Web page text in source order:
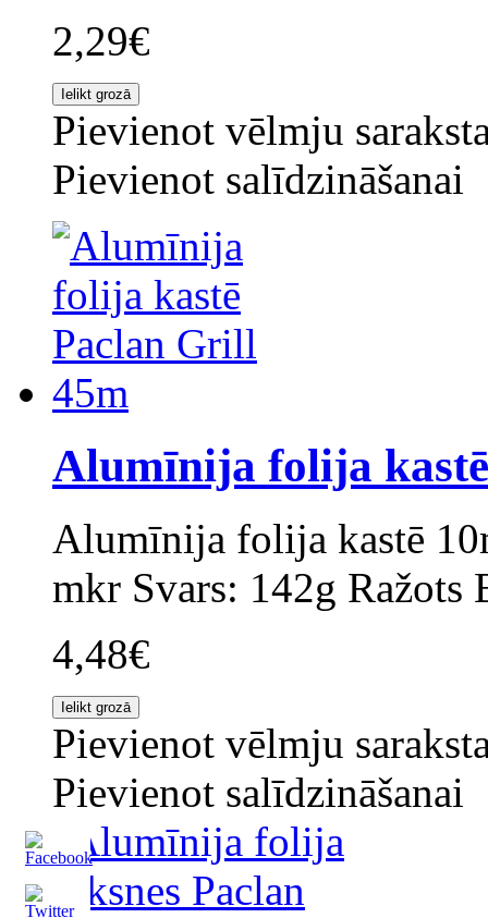
2,29€
Pievienot vēlmju
Pievienot salīdzināšanai
Alumīnija folija
Alumīnija folija kastē
mkr Svars: 142g Ražots
4,48€
Pievienot vēlmju
Pievienot salīdzināšanai